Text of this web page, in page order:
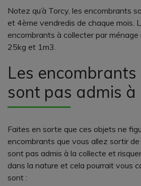
Notez qu’à Torcy, les encombrants
et 4ème vendredis de chaque mois.
encombrants à collecter par
25kg et 1m3.
Les encombrants
sont pas admis à
Faites en sorte que ces objets ne
encombrants que vous allez sortir
sont pas admis à la collecte et
dans la nature et cela pourrait vous
sont :